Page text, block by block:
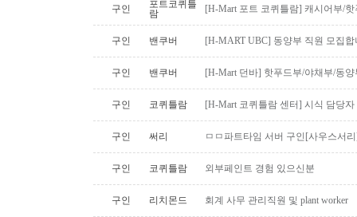
구인
포트코퀴틀
람
[H-Mart 포트 코퀴틀람] 캐시어부/
구인 밴쿠버 [H-MART UBC] 동양부 직원 모집합
구인 밴쿠버 [H-Mart 던바] 핫푸드부/야채부/동
구인 코퀴틀람 [H-Mart 코퀴틀람 센터] 시식 담당
구인 써리 ㅁㅁ파트타임 서버 구인[사우스서
구인 코퀴틀람 외부페인트 경험 있으신분
구인 리치몬드 회계 사무 관리직원 및 plant worker